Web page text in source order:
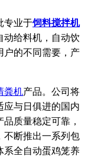
业于饲料搅拌机
动给料机，自动饮
户的不同需要，产
粪机产品。公司将
应与日俱进的国内
品质量稳定可靠，
不断推出一系列包
系全自动蛋鸡笼养